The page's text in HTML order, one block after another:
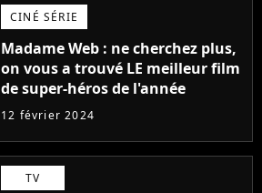
CINÉ SÉRIE
Madame Web : ne cherchez plus,
on vous a trouvé LE meilleur film
de super-héros de l'année
12 février 2024
TV